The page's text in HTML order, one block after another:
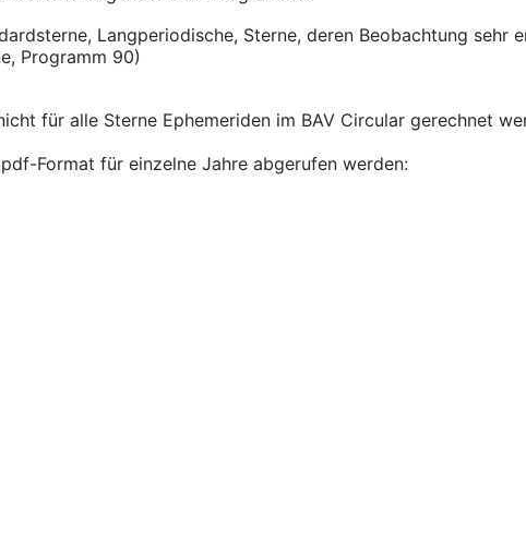
Langperiodische, Sterne, deren Beobachtung sehr
Programm 90)
für alle Sterne Ephemeriden im BAV Circular gerechnet
Format für einzelne Jahre abgerufen werden: